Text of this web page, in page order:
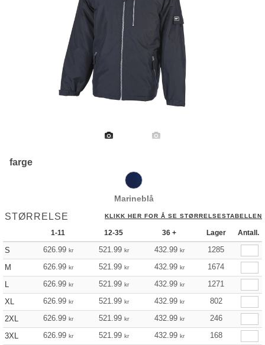
farge
Marineblå
STØRRELSE KLIKK HER FOR Å SE STØRRELSESTABELLEN
1-11 12-35 36 + Lager Antall.
S 626.99 kr 521.99 kr 432.99 kr
1285
M
626.99 kr 521.99 kr 432.99 kr
1674
L
626.99 kr 521.99 kr 432.99 kr
1271
XL
626.99 kr 521.99 kr 432.99 kr
802
2XL
626.99 kr 521.99 kr 432.99 kr
246
3XL
626.99 kr 521.99 kr 432.99 kr
168